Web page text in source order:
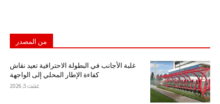
من المصدر
غلبة الأجانب في البطولة الاحترافية تعيد نقاش
كفاءة الإطار المحلي إلى الواجهة
غشت 5, 2026